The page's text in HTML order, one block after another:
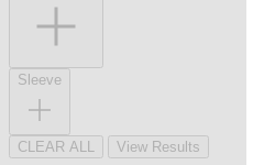
Sleeve
CLEAR ALL View Results